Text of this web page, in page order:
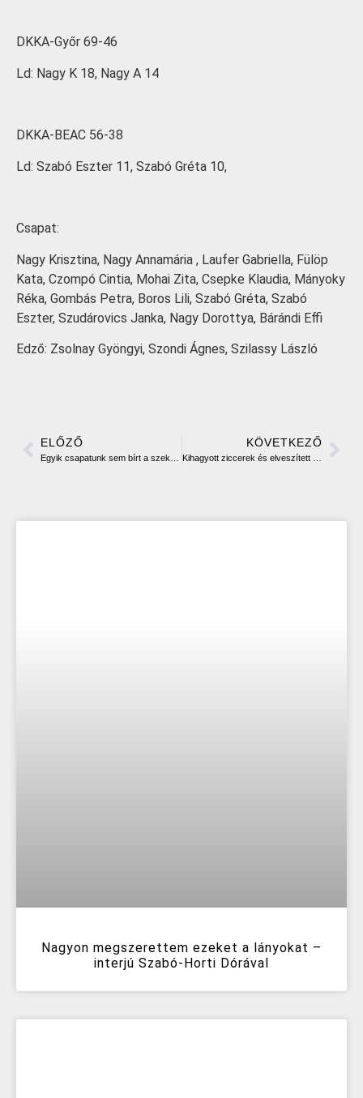
DKKA-Győr 69-46
Ld: Nagy K 18, Nagy A 14
DKKA-BEAC 56-38
Ld: Szabó Eszter 11, Szabó Gréta 10,
Csapat:
Nagy Krisztina, Nagy Annamária , Laufer Gabriella, Fülöp
Kata, Czompó Cintia, Mohai Zita, Csepke Klaudia, Mányoky
Réka, Gombás Petra, Boros Lili, Szabó Gréta, Szabó
Eszter, Szudárovics Janka, Nagy Dorottya, Bárándi Effi
Edző: Zsolnay Gyöngyi, Szondi Ágnes, Szilassy László
ELŐZŐ KÖVETKEZŐ
Nagyon megszerettem ezeket a lányokat –
interjú Szabó-Horti Dórával